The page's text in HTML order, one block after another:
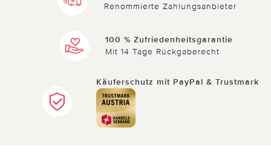
Renommierte Zahlungsanbieter
100 % Zufriedenheitsgarantie
Mit 14 Tage Rückgaberecht
Käuferschutz mit PayPal & Trustmark